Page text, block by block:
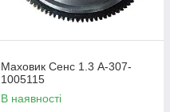
Маховик Сенс 1.3 А-307-
1005115
В наявності